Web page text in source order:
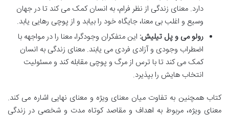
دارد. معنای زندگی از نظر فرام، به انسان کمک می کند تا در جهان
وسیع و اغلب بی معنا، جایگاه خود را بیابد و از پوچی رهایی یابد.
رولو می و پل تیلیش: این متفکران وجودگرا، معنا را در مواجهه با
اضطراب وجودی و آزادی فردی می یابند. معنای زندگی به انسان
کمک می کند تا با ترس از مرگ و پوچی مقابله کند و مسئولیت
انتخاب هایش را بپذیرد.
کتاب همچنین به تفاوت میان معنای ویژه و معنای نهایی اشاره می کند.
معنای ویژه، مربوط به اهداف و مقاصد کوتاه مدت و شخصی در زندگی